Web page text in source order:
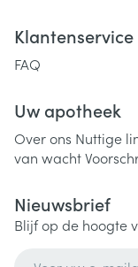
Klantenservice
FAQ
Uw apotheek
Over ons Nuttige
van wacht
Nieuwsbrief
Blijf op de hoogte